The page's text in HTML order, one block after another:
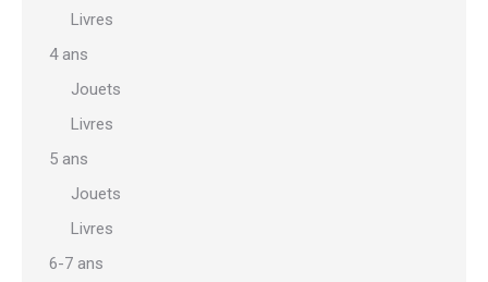
Livres
4 ans
Jouets
Livres
5 ans
Jouets
Livres
6-7 ans